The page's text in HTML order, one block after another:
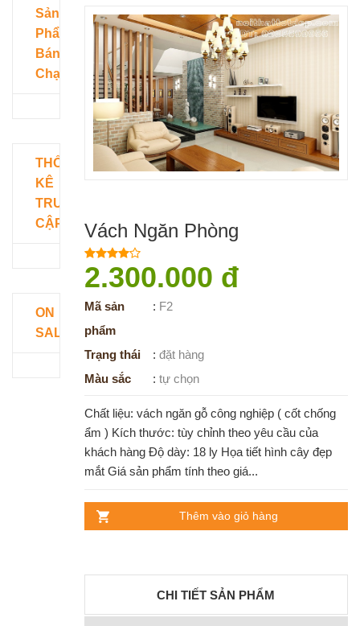
Sản
Phẩm
Bán
Chạy
THỐNG
KÊ
TRUY
CẬP
ON
SALE
Vách Ngăn Phòng
2.300.000 đ
Mã sản
phẩm
: F2
Trạng thái : đặt hàng
Màu sắc
: tự chọn
Chất liệu: vách ngăn gỗ công nghiệp ( cốt chống
ẩm ) Kích thước: tùy chỉnh theo yêu cầu của
khách hàng Độ dày: 18 ly Họa tiết hình cây đẹp
mắt Giá sản phẩm tính theo giá...
Thêm vào giỏ hàng
CHI TIẾT SẢN PHẨM